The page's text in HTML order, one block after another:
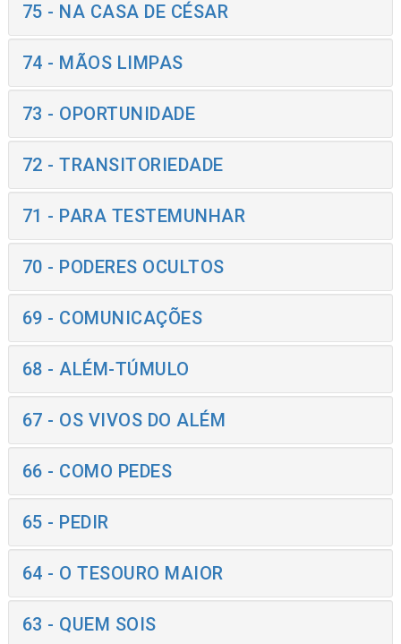
75 - NA CASA DE CÉSAR
74 - MÃOS LIMPAS
73 - OPORTUNIDADE
72 - TRANSITORIEDADE
71 - PARA TESTEMUNHAR
70 - PODERES OCULTOS
69 - COMUNICAÇÕES
68 - ALÉM-TÚMULO
67 - OS VIVOS DO ALÉM
66 - COMO PEDES
65 - PEDIR
64 - O TESOURO MAIOR
63 - QUEM SOIS